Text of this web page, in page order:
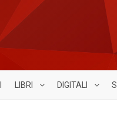
LIBRI DIGITALI